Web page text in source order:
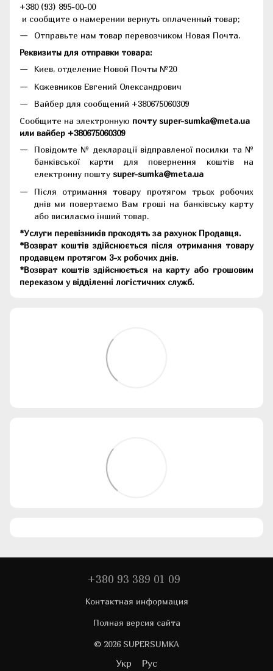
+380 (93) 895-00-00
и сообщите о намерении вернуть оплаченный товар;
Отправьте нам товар перевозчиком Новая Почта.
Реквизиты для отправки товара:
Киев, отделение Новой Почты №20
Кожевников Евгений Олександрович
Вайбер для сообщений +380675060309
Сообщите на электронную почту super-sumka@meta.ua
или вайбер +380675060309
Повідомте № декларації відправленої посилки та №
банківської карти для повернення коштів на
електронну пошту super-sumka@meta.ua
Після отримання товару протягом трьох робочих
днів ми повертаємо Вам гроші на банківську карту
або висилаємо інший товар.
*Услуги перевізників проходять за рахунок Продавця.
*Возврат коштів здійснюється після отримання товару
продавцем протягом 3-х робочих днів.
*Возврат коштів здійснюється на карту або грошовим
переказом у відділенні логістичних служб.
+380 93 389 01 09
Контактная информация
Полная версия сайта
© 2026 SUPERSUMKA
Укр Рус